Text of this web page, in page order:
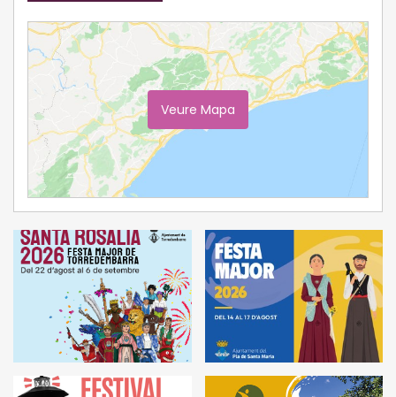
Veure Mapa